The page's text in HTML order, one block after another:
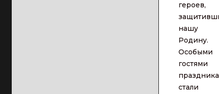
героев,
нашу
Родину.
Особыми
гостями
праздника
стали